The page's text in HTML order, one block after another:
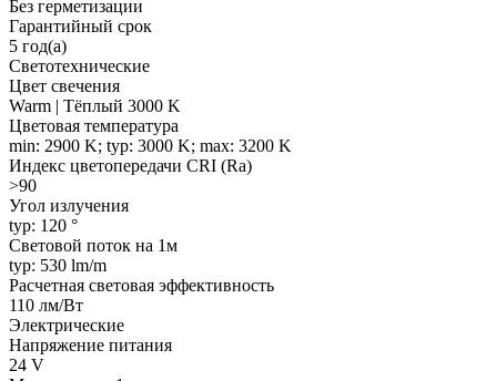
Без герметизации
Гарантийный срок
5 год(а)
Светотехнические
Цвет свечения
Warm | Тёплый 3000 K
Цветовая температура
min: 2900 K; typ: 3000 K; max: 3200 K
Индекс цветопередачи CRI (Ra)
>90
Угол излучения
typ: 120 °
Световой поток на 1м
typ: 530 lm/m
Расчетная световая эффективность
110 лм/Вт
Электрические
Напряжение питания
24 V